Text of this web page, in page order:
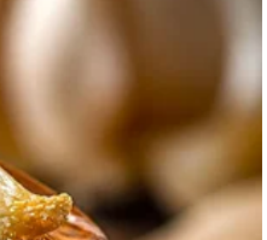
Devici da pokaže svoje
ključ uspeha u ovom periodu.
koja će im omogućiti